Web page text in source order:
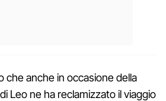
che anche in occasione della
Leo ne ha reclamizzato il viaggio